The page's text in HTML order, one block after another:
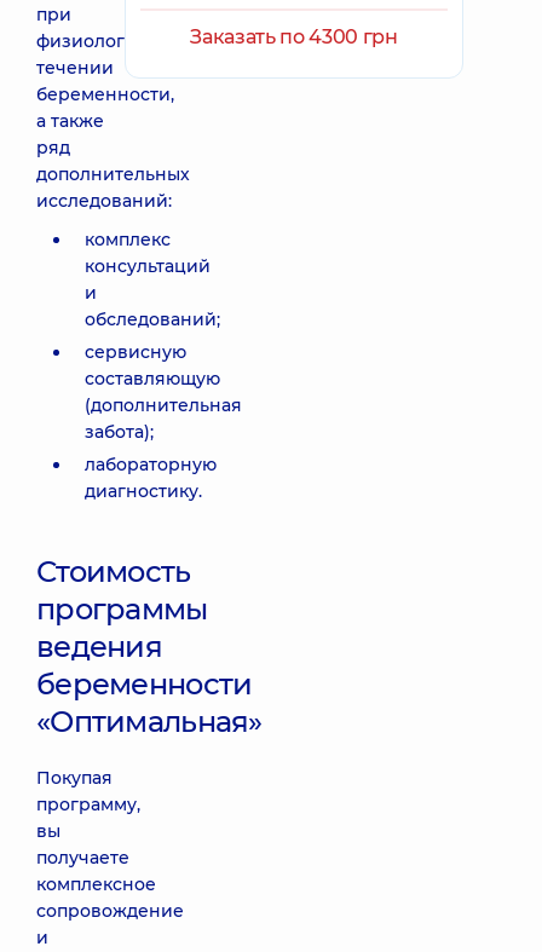
при
физиологическом
течении
беременности,
а также
ряд
дополнительных
исследований:
комплекс
консультаций
и
обследований;
сервисную
составляющую
(дополнительная
забота);
лабораторную
диагностику.
Стоимость
программы
ведения
беременности
«Оптимальная»
Покупая
программу,
вы
получаете
комплексное
сопровождение
и
Заказать по 4300 грн